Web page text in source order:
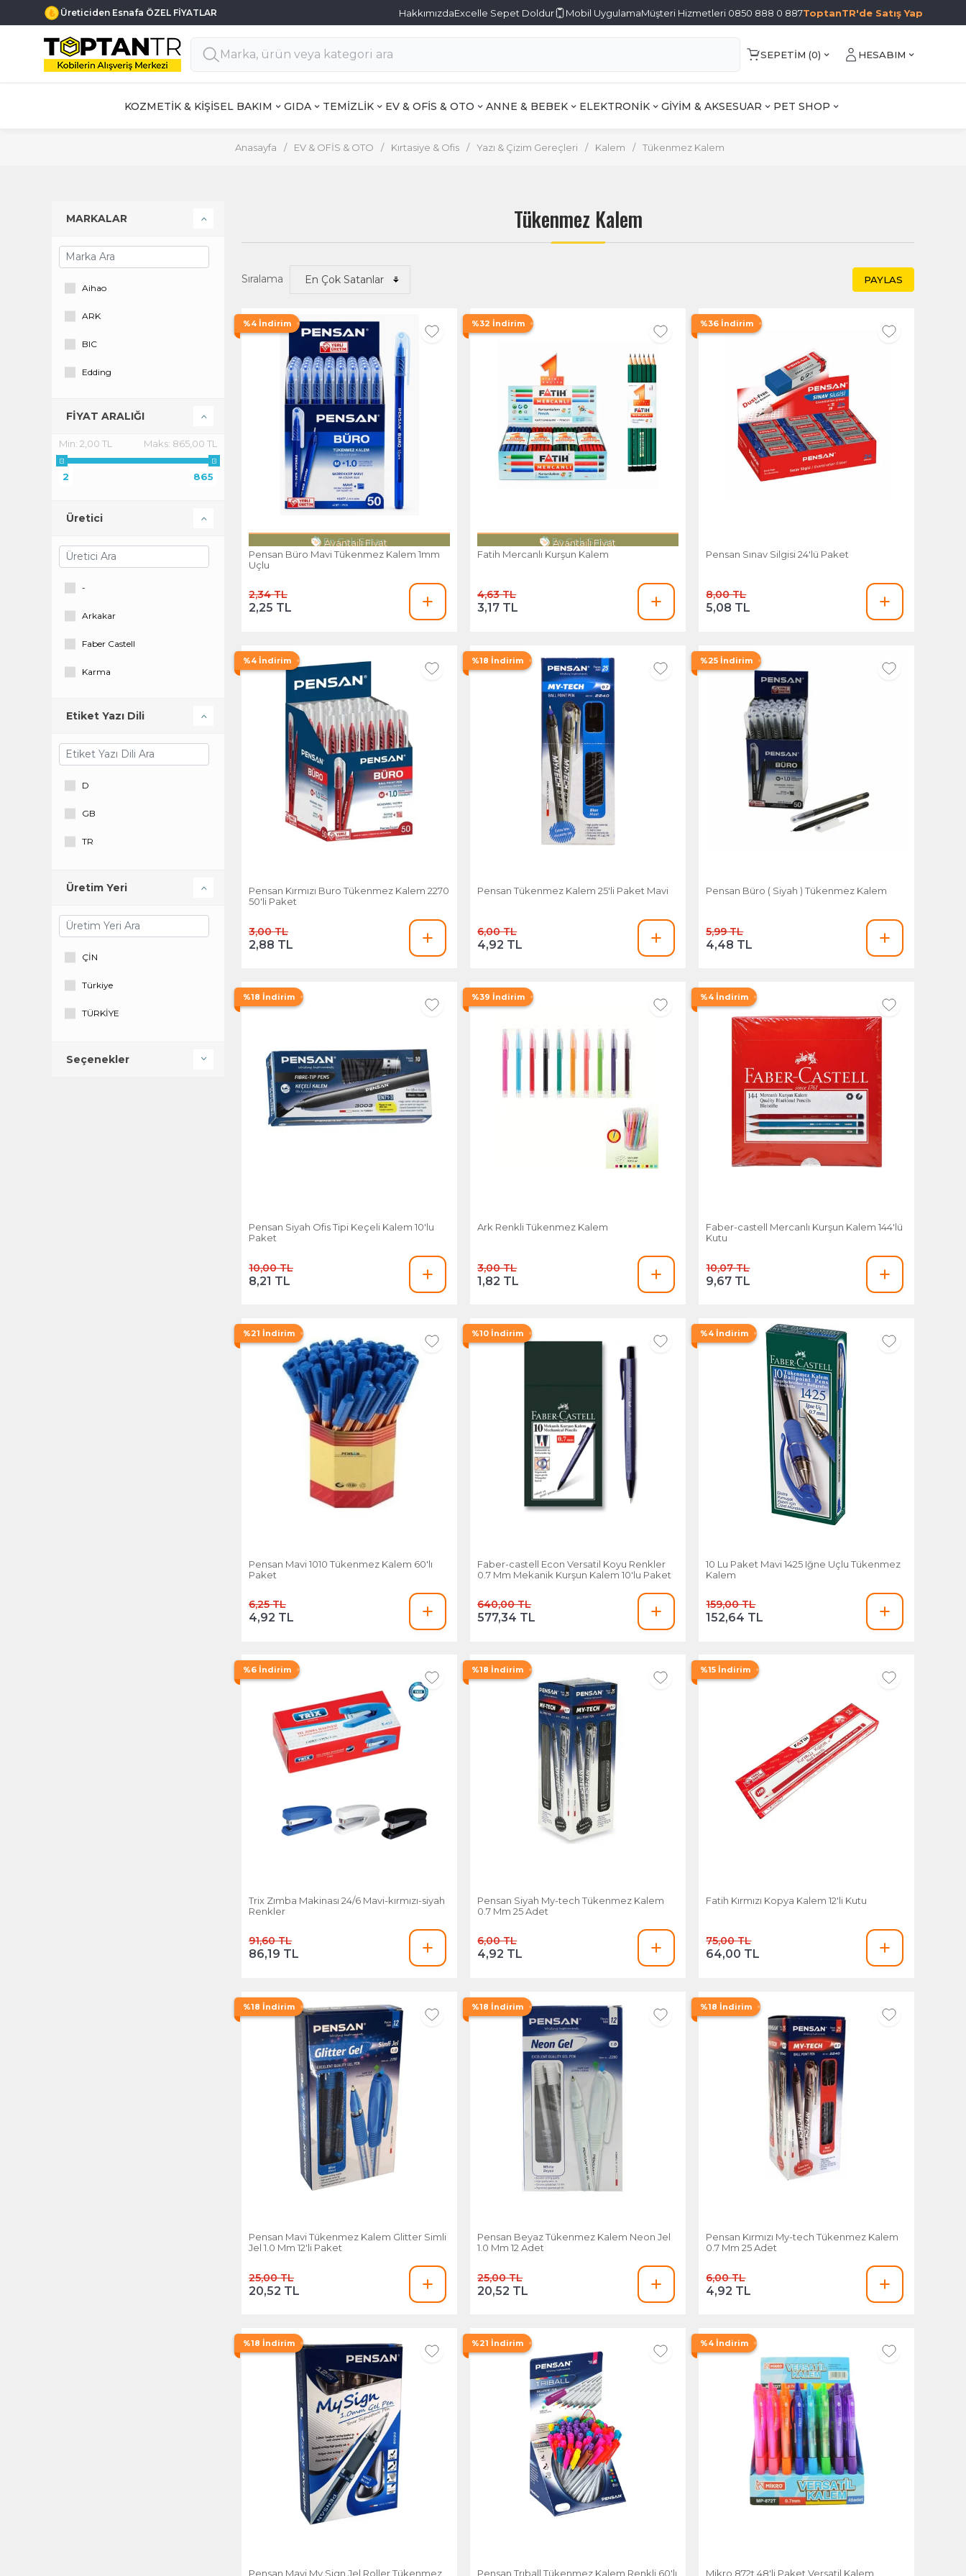
Üreticiden Esnafa ÖZEL FİYATLAR HakkımızdaExcelle Sepet Doldur Mobil UygulamaMüşteri Hizmetleri 0850 888 0 887ToptanTR'de Satış Yap
SEPETIM (0) HESABIM
KOZMETİK & KİŞİSEL BAKIM GIDA TEMİZLİK EV & OFİS & OTO ANNE & BEBEK ELEKTRONİK GİYİM & AKSESUAR PET SHOP
Anasayfa / EV & OFİS & OTO / Kırtasiye & Ofis / Yazı & Çizim Gereçleri / Kalem / Tükenmez Kalem
Tükenmez Kalem
Sıralama PAYLAS
%4 İndirim
Avantajlı Fiyat
Pensan Büro Mavi Tükenmez Kalem 1mm
Uçlu
2,34 TL
2,25 TL
%32 İndirim
Avantajlı Fiyat
Fatih Mercanlı Kurşun Kalem
4,63 TL
3,17 TL
%36 İndirim
Pensan Sınav Silgisi 24'lü Paket
8,00 TL
5,08 TL
%4 İndirim
Pensan Kırmızı Buro Tükenmez Kalem 2270
50'li Paket
3,00 TL
2,88 TL
%18 İndirim
Pensan Tükenmez Kalem 25'li Paket Mavi
6,00 TL
4,92 TL
%25 İndirim
Pensan Büro ( Siyah ) Tükenmez Kalem
5,99 TL
4,48 TL
%18 İndirim
Pensan Siyah Ofis Tipi Keçeli Kalem 10'lu
Paket
10,00 TL
8,21 TL
%39 İndirim
Ark Renkli Tükenmez Kalem
3,00 TL
1,82 TL
%4 İndirim
Faber-castell Mercanlı Kurşun Kalem 144'lü
Kutu
10,07 TL
9,67 TL
%21 İndirim
Pensan Mavi 1010 Tükenmez Kalem 60'lı
Paket
6,25 TL
4,92 TL
%10 İndirim
Faber-castell Econ Versatil Koyu Renkler
0.7 Mm Mekanik Kurşun Kalem 10'lu Paket
640,00 TL
577,34 TL
%4 İndirim
10 Lu Paket Mavi 1425 Iğne Uçlu Tükenmez
Kalem
159,00 TL
152,64 TL
%6 İndirim
Trix Zımba Makinası 24/6 Mavi-kırmızı-siyah
Renkler
91,60 TL
86,19 TL
%18 İndirim
Pensan Siyah My-tech Tükenmez Kalem
0.7 Mm 25 Adet
6,00 TL
4,92 TL
%15 İndirim
Fatih Kırmızı Kopya Kalem 12'li Kutu
75,00 TL
64,00 TL
%18 İndirim
Pensan Mavi Tükenmez Kalem Glitter Simli
Jel 1.0 Mm 12'li Paket
25,00 TL
20,52 TL
%18 İndirim
Pensan Beyaz Tükenmez Kalem Neon Jel
1.0 Mm 12 Adet
25,00 TL
20,52 TL
%18 İndirim
Pensan Kırmızı My-tech Tükenmez Kalem
0.7 Mm 25 Adet
6,00 TL
4,92 TL
%18 İndirim
Pensan Mavi My Sign Jel Roller Tükenmez
%21 İndirim
Pensan Trıball Tükenmez Kalem Renkli 60'lı
%4 İndirim
Mikro 872t 48'li Paket Versatil Kalem
MARKALAR
Aihao
ARK
BIC
Edding
Fatih
İnura Global
Mikro
FİYAT ARALIĞI
Min: 2,00 TL Maks: 865,00 TL
2 865
Üretici
-
Arkakar
Faber Castell
Karma
Şahin Kırtasiye
Trix
Etiket Yazı Dili
D
GB
TR
Üretim Yeri
ÇİN
Türkiye
TÜRKİYE
Seçenekler